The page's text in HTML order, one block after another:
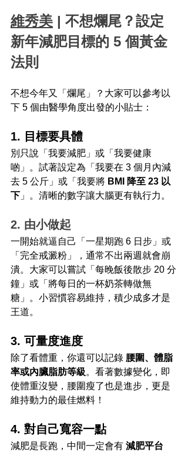
維秀美 | 不想爛尾？設定
新年減肥目標的 5 個黃金
法則
不想今年又「爛尾」？大家可以參考以
下 5 個由醫學角度出發的小貼士：
1. 目標要具體
別只說「我要減肥」或「我要健康
啲」。試著設定為「我要在 3 個月內減
去 5 公斤」或「我要將 BMI 降至 23 以
下 」。清晰的數字讓大腦更有執行力。
2. 由小做起
一開始就逼自己「一星期跑 6 日步」或
「完全戒澱粉」，通常不出兩週就會崩
潰。大家可以嘗試「每晚飯後散步 20 分
鐘」或「將每日的一杯奶茶轉做無
糖」。小習慣容易維持，積少成多才是
王道。
3. 可量度進度
除了看體重，你還可以記錄 腰圍、體脂
率或內臟脂肪等級。看著數據變化，即
使體重沒變，腰圍瘦了也是進步，更是
維持動力的最佳燃料！
4. 對自己寬容一點
減肥是長跑，中間一定會有 減肥平台